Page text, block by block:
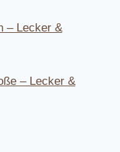
– Lecker &
– Lecker &